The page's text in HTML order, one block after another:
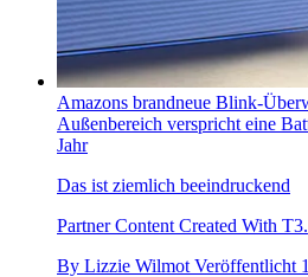
Amazons brandneue Blink-
Außenbereich verspricht eine
Jahr
Das ist ziemlich beeindruckend
Partner Content Created With T3.
By Lizzie Wilmot Veröffentlicht